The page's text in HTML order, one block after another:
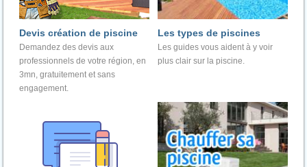
Devis création de piscine
Demandez des devis aux
professionnels de votre région, en
3mn, gratuitement et sans
engagement.
Les types de piscines
Les guides vous aident à y voir
plus clair sur la piscine.